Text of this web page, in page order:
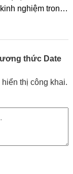
nghiệm trong
SEO và chia sẻ
thức Date
thị công khai.